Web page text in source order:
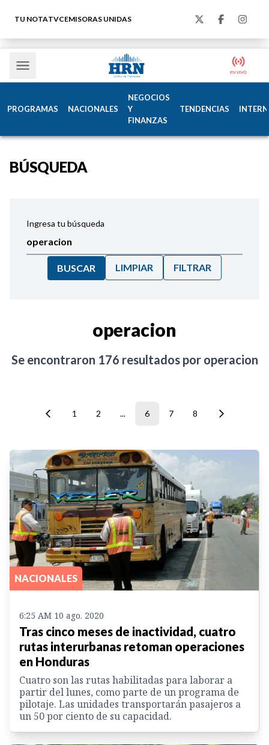
TU NOTATVCEMISORAS UNIDAS
PROGRAMAS NACIONALES
NEGOCIOS
Y
FINANZAS
TENDENCIAS
BÚSQUEDA
Ingresa tu búsqueda
BUSCAR LIMPIAR FILTRAR
operacion
Se encontraron 176 resultados por operacion
1 2 ... 6 7 8
NACIONALES
6:25 AM 10 ago. 2020
Tras cinco meses de inactividad, cuatro
rutas interurbanas retoman operaciones
en Honduras
Cuatro son las rutas habilitadas para laborar a
partir del lunes, como parte de un programa de
pilotaje. Las unidades transportarán pasajeros a
un 50 por ciento de su capacidad.